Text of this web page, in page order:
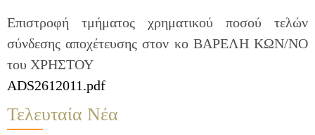
Επιστροφή τμήματος χρηματικού ποσού τελών
σύνδεσης αποχέτευσης στον κο ΒΑΡΕΛΗ ΚΩΝ/ΝΟ
του ΧΡΗΣΤΟΥ
ADS2612011.pdf
Τελευταία Νέα